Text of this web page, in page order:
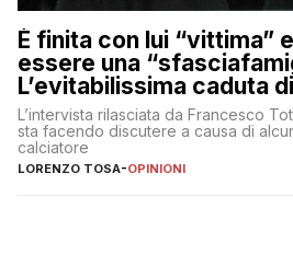
È finita con lui “vittima”
essere una
L’evitabilissima caduta
L’intervista rilasciata da Francesco
sta facendo discutere a causa di
calciatore
LORENZO TOSA-OPINIONI